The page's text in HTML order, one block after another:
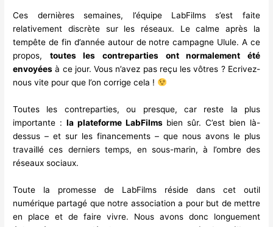
Ces dernières semaines, l’équipe LabFilms s’est faite
relativement discrète sur les réseaux. Le calme après la
tempête de fin d’année autour de notre campagne Ulule. A ce
propos, toutes les contreparties ont normalement été
envoyées à ce jour. Vous n’avez pas reçu les vôtres ? Ecrivez-
nous vite pour que l’on corrige cela !
Toutes les contreparties, ou presque, car reste la plus
importante : la plateforme LabFilmsbien sûr. C’est bien là-
dessus – et sur les financements – que nous avons le plus
travaillé ces derniers temps, en sous-marin, à l’ombre des
réseaux sociaux.
Toute la promesse de LabFilms réside dans cet outil
numérique partagé que notre association a pour but de mettre
en place et de faire vivre. Nous avons donc longuement